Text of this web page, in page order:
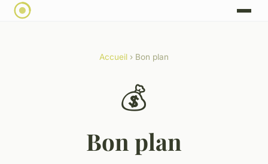
Accueil › Bon plan
💰
Bon plan